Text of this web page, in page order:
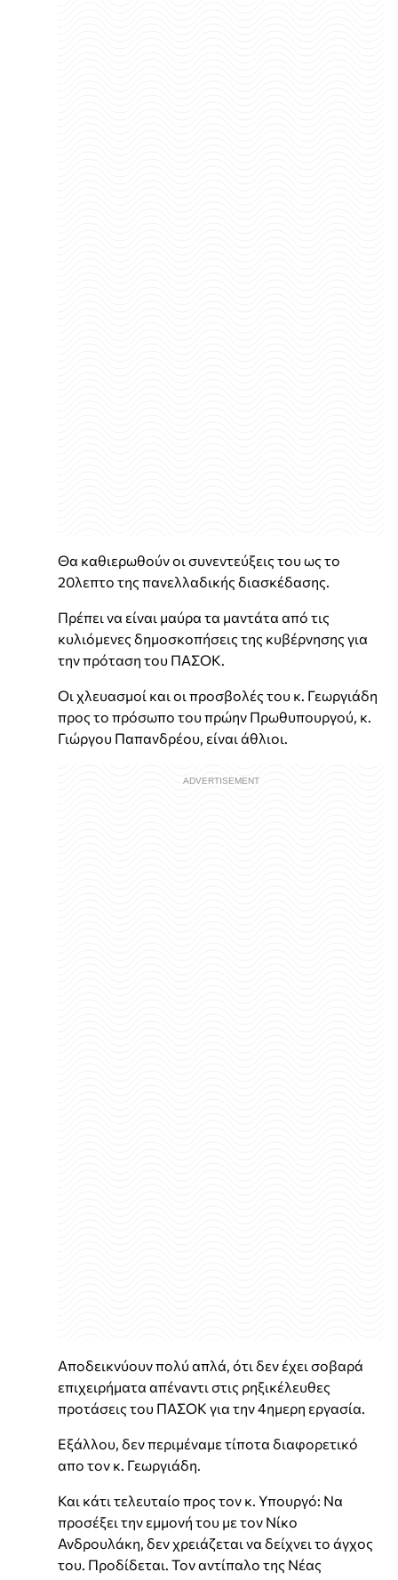
Θα καθιερωθούν οι συνεντεύξεις του ως το
20λεπτο της πανελλαδικής διασκέδασης.
Πρέπει να είναι μαύρα τα μαντάτα από τις
κυλιόμενες δημοσκοπήσεις της κυβέρνησης για
την πρόταση του ΠΑΣΟΚ.
Οι χλευασμοί και οι προσβολές του κ. Γεωργιάδη
προς το πρόσωπο του πρώην Πρωθυπουργού, κ.
Γιώργου Παπανδρέου, είναι άθλιοι.
Αποδεικνύουν πολύ απλά, ότι δεν έχει σοβαρά
επιχειρήματα απέναντι στις ρηξικέλευθες
προτάσεις του ΠΑΣΟΚ για την 4ημερη εργασία.
Εξάλλου, δεν περιμέναμε τίποτα διαφορετικό
απο τον κ. Γεωργιάδη.
Και κάτι τελευταίο προς τον κ. Υπουργό: Να
προσέξει την εμμονή του με τον Νίκο
Ανδρουλάκη, δεν χρειάζεται να δείχνει το άγχος
του. Προδίδεται. Τον αντίπαλο της Νέας